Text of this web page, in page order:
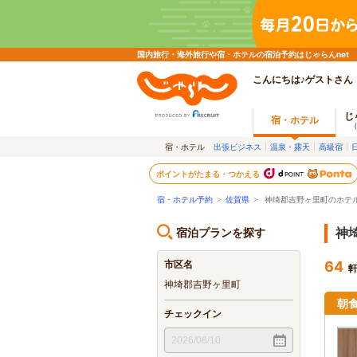
国内旅行・海外旅行や宿・ホテルの宿泊予約はじゃらんnet
こんにちは♪ゲストさん
宿・ホテル じ
宿・ホテル 出張ビジネス 温泉・露天 高級宿
ポイントがたまる・つかえる
宿・ホテル予約 > 佐賀県 > 神埼郡吉野ヶ里町のホテ
宿泊プランを探す
市区名
神埼郡吉野ヶ里町
チェックイン
神
64
朝